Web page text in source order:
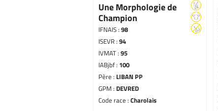
Une Morphologie de
Champion
IFNAIS :98
ISEVR :94
IVMAT :95
IABjbf : 100
Père : LIBAN PP
GPM : DEVRED
Code race :Charolais